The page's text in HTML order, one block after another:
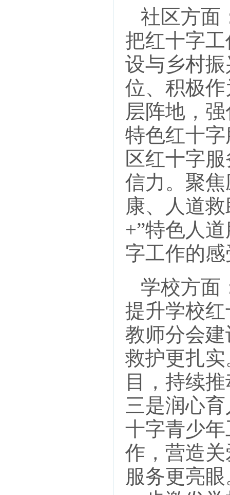
社区方面
把红十字
设与乡村
位、积极
层阵地，
特色红十
区红十字
信力。聚
康、人道
+”特色人
字工作的
学校方面
提升学校
教师分会
救护更扎
目，持续
三是润心
十字青少
作，营造
服务更亮